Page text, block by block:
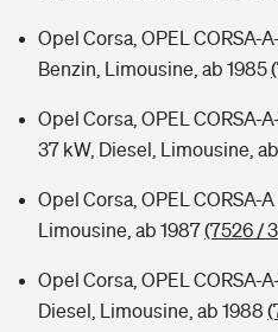
Opel Corsa, OPEL CORSA-
Benzin, Limousine, ab 1985
Opel Corsa, OPEL CORSA-
37 kW, Diesel, Limousine,
Opel Corsa, OPEL CORSA-
Limousine, ab 1987(7526 /
Opel Corsa, OPEL CORSA-
Diesel, Limousine, ab 1988